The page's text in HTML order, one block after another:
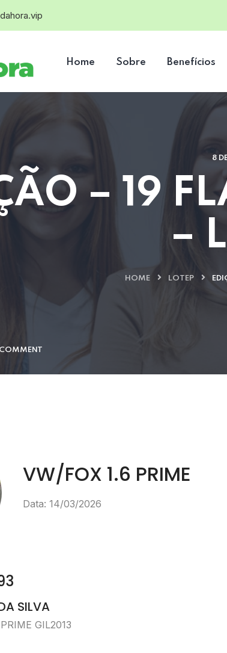
Home Sobre Benefícios
8
– 19
–
HOME LOTEP
VW/FOX 1.6 PRIME
Data: 14/03/2026
SILVA
GIL2013